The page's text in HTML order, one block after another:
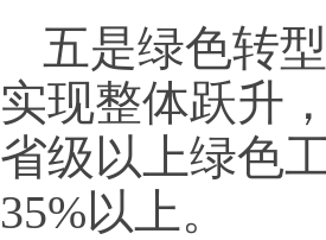
五是绿色转
实现整体跃升
省级以上绿色
35%以上。